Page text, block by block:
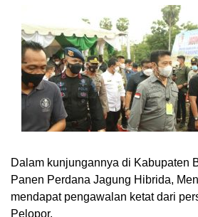
Dalam kunjungannya di Kabupaten
Panen Perdana Jagung Hibrida,
mendapat pengawalan ketat dari
Pelopor.